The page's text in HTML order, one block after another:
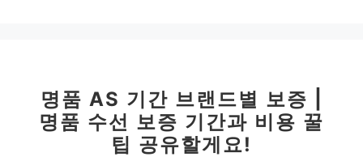
명품 AS 기간 브랜드별 보증 |
명품 수선 보증 기간과 비용 꿀
팁 공유할게요!